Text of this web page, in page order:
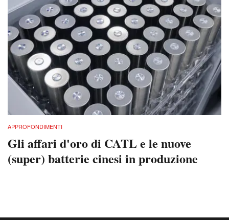
APPROFONDIMENTI
Gli affari d'oro di CATL e le nuove
(super) batterie cinesi in produzione